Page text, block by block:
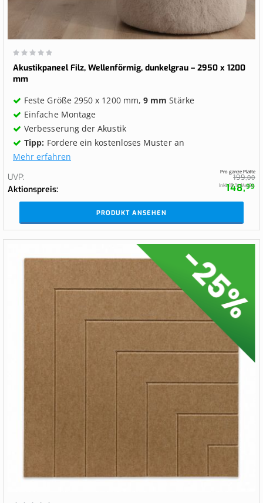
Wertung:
0%
Akustikpaneel Filz, Wellenförmig, dunkelgrau – 2950 x 1200
mm
Feste Größe 2950 x 1200 mm,9 mm Stärke
Einfache Montage
Verbesserung der Akustik
Tipp: Fordere ein kostenloses Muster an
Mehr erfahren
UVP
199,00
Aktionspreis
Pro ganze Platte
148,99
Inkl. 19 % MwSt.
PRODUKT ANSEHEN